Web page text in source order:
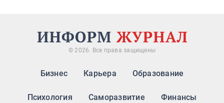
© 2026. Все права защищены
Бизнес Карьера Образование
Психология Саморазвитие Финансы